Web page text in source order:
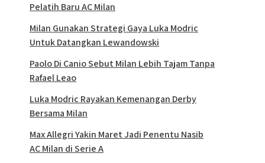
Pelatih Baru AC Milan
Milan Gunakan Strategi Gaya Luka Modric
Untuk Datangkan Lewandowski
Paolo Di Canio Sebut Milan Lebih Tajam Tanpa
Rafael Leao
Luka Modric Rayakan Kemenangan Derby
Bersama Milan
Max Allegri Yakin Maret Jadi Penentu Nasib
AC Milan di Serie A